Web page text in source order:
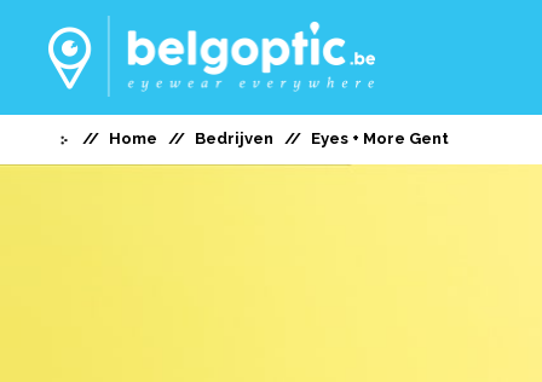
Home Bedrijven Eyes + More Gent